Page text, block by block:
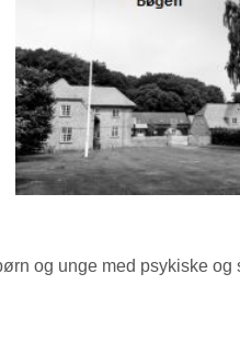
og unge med psykiske og